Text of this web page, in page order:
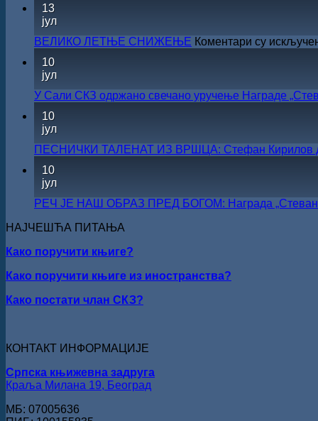
13
јул
ВЕЛИКО ЛЕТЊЕ СНИЖЕЊЕ Коментари су
10
јул
У Сали СКЗ одржано свечано уручење Награде
10
јул
ПЕСНИЧКИ ТАЛЕНАТ ИЗ ВРШЦА: Стефан Кирилов
10
јул
РЕЧ ЈЕ НАШ ОБРАЗ ПРЕД БОГОМ: Награда „Стеван
НАЈЧЕШЋА ПИТАЊА
Како поручити књиге?
Како поручити књиге из иностранства?
Како постати члан СКЗ?
КОНТАКТ ИНФОРМАЦИЈЕ
Српска књижевна задруга
Краља Милана 19, Београд
МБ: 07005636